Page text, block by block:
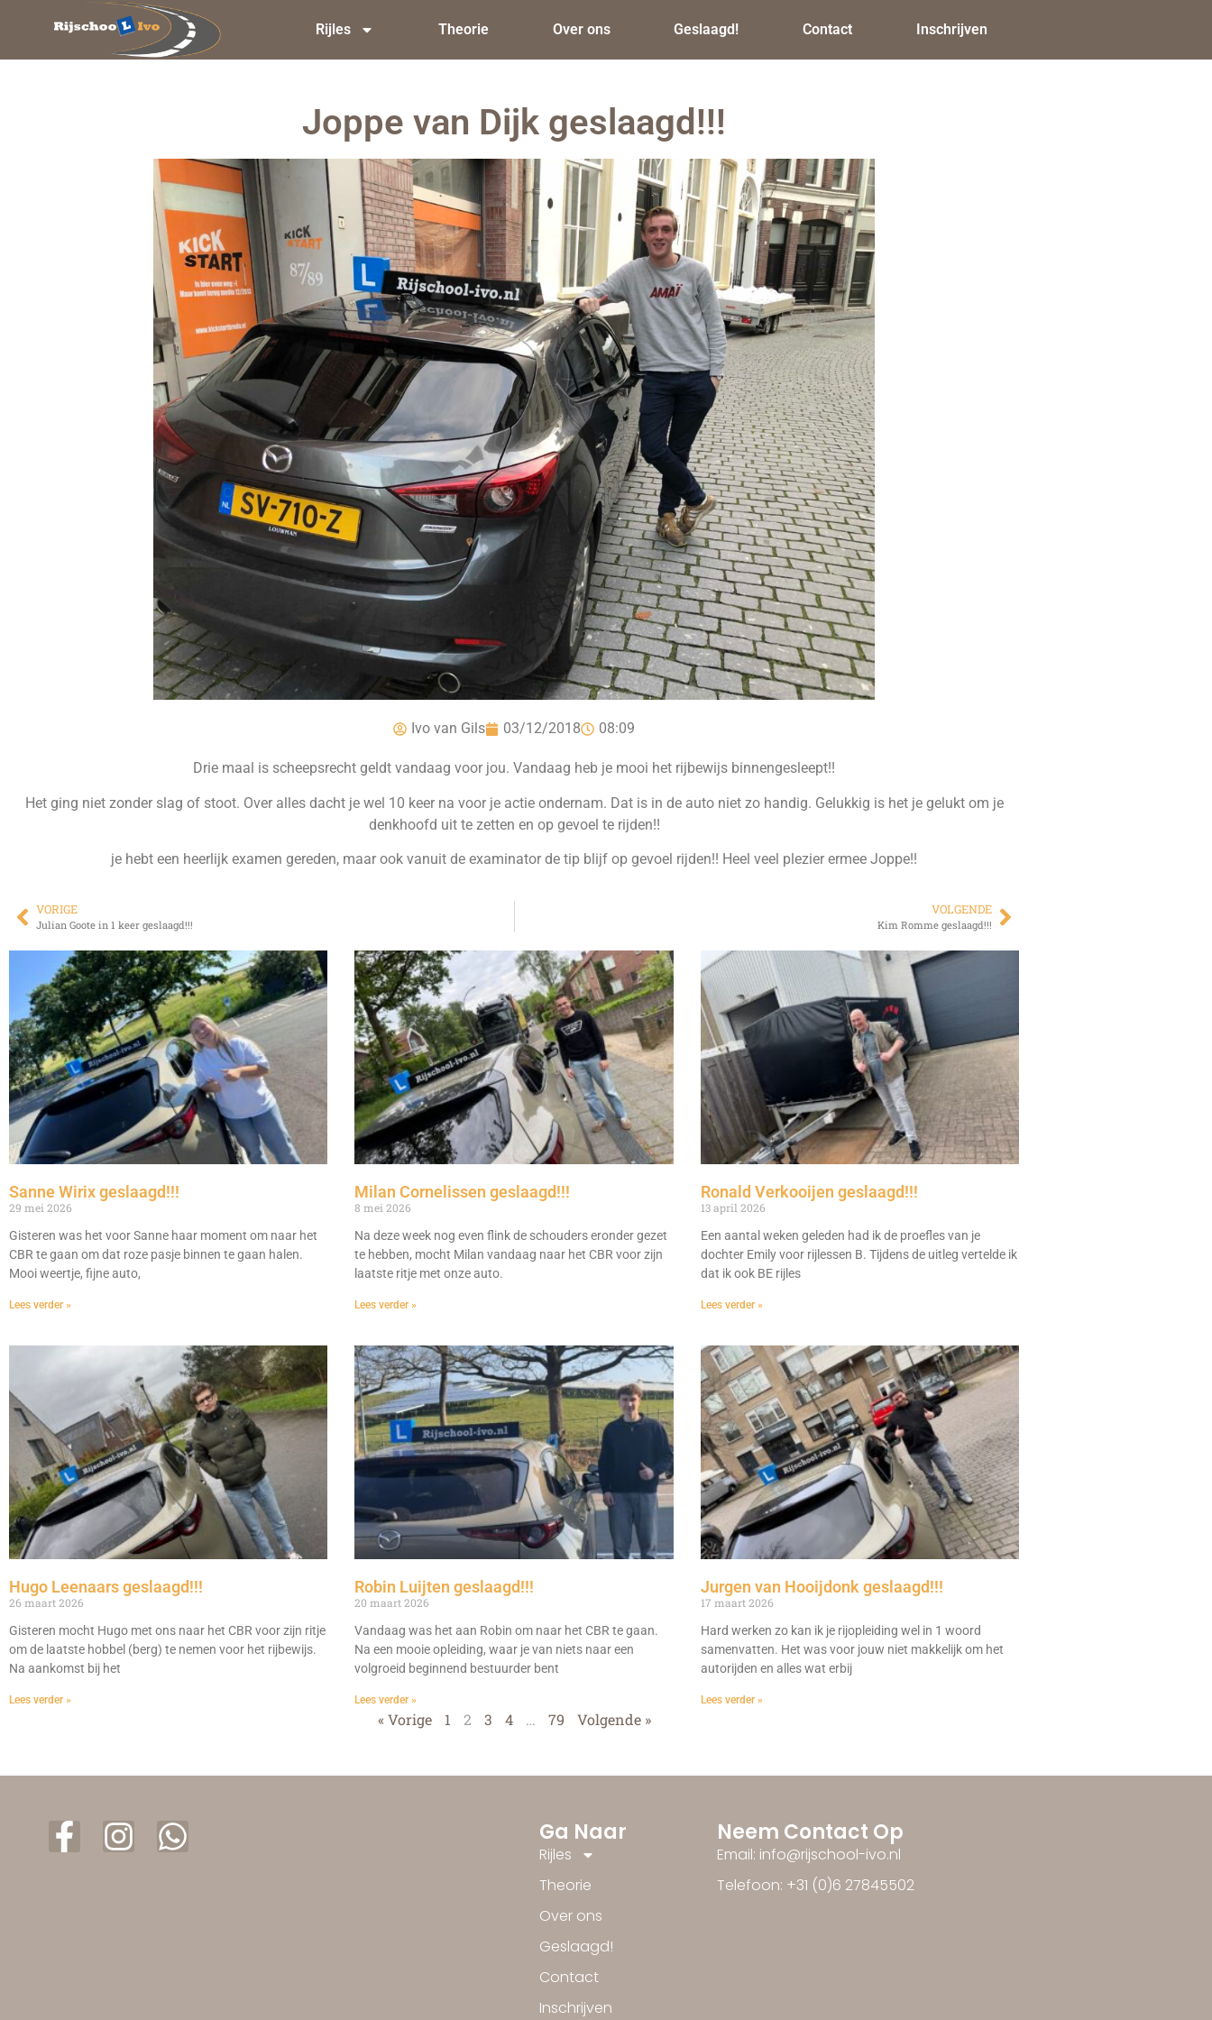
Rijles Theorie Over ons Geslaagd! Contact Inschrijven
Joppe van Dijk geslaagd!!!
Ivo van Gils 03/12/2018 08:09
Drie maal is scheepsrecht geldt vandaag voor jou. Vandaag heb je mooi het rijbewijs binnengesleept!!
Het ging niet zonder slag of stoot. Over alles dacht je wel 10 keer na voor je actie ondernam. Dat is in de auto niet zo handig. Gelukkig is het je gelukt om je
denkhoofd uit te zetten en op gevoel te rijden!!
je hebt een heerlijk examen gereden, maar ook vanuit de examinator de tip blijf op gevoel rijden!! Heel veel plezier ermee Joppe!!
VORIGE
Julian Goote in 1 keer geslaagd!!!
VOLGENDE
Kim Romme geslaagd!!!
Sanne Wirix geslaagd!!!
29 mei 2026
Gisteren was het voor Sanne haar moment om naar het
CBR te gaan om dat roze pasje binnen te gaan halen.
Mooi weertje, fijne auto,
Lees verder »
Milan Cornelissen geslaagd!!!
8 mei 2026
Na deze week nog even flink de schouders eronder gezet
te hebben, mocht Milan vandaag naar het CBR voor zijn
laatste ritje met onze auto.
Lees verder »
Ronald Verkooijen geslaagd!!!
13 april 2026
Een aantal weken geleden had ik de proefles van je
dochter Emily voor rijlessen B. Tijdens de uitleg vertelde ik
dat ik ook BE rijles
Lees verder »
Hugo Leenaars geslaagd!!!
26 maart 2026
Gisteren mocht Hugo met ons naar het CBR voor zijn ritje
om de laatste hobbel (berg) te nemen voor het rijbewijs.
Na aankomst bij het
Lees verder »
Robin Luijten geslaagd!!!
20 maart 2026
Vandaag was het aan Robin om naar het CBR te gaan.
Na een mooie opleiding, waar je van niets naar een
volgroeid beginnend bestuurder bent
Lees verder »
Jurgen van Hooijdonk geslaagd!!!
17 maart 2026
Hard werken zo kan ik je rijopleiding wel in 1 woord
samenvatten. Het was voor jouw niet makkelijk om het
autorijden en alles wat erbij
Lees verder »
« Vorige 1 2 3 4 … 79 Volgende »
Ga Naar
Rijles
Theorie
Over ons
Geslaagd!
Contact
Inschrijven
Neem Contact Op
Email: info@rijschool-ivo.nl
Telefoon: +31 (0)6 27845502